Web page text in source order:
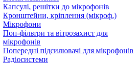
Капсулі, решітки до мікрофонів
Кронштейни, кріплення (мікроф.)
Мікрофони
Поп-фільтри та вітрозахист для
мікрофонів
Попередні підсилювачі для мікрофонів
Радіосистеми